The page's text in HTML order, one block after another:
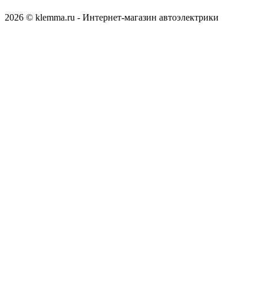
2026 © klemma.ru - Интернет-магазин автоэлектрики